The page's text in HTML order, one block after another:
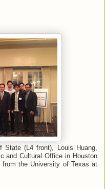
(L4 front), Louis Huang,
and Cultural Office in Houston
from the University of Texas at